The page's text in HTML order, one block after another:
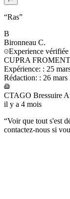
“Ras”
B
Bironneau C.
Experience vérifiée
CUPRA
Expérience: : 25
Rédaction: : 26 mars
CTAGO Bressuire
il y a 4 mois
“Voir que tout s'est
contactez-nous si